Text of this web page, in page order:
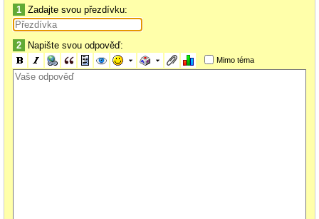
1 Zadajte svou přezdívku:
2 Napište svou odpověď:
Mimo téma